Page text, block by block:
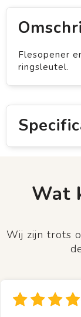
Flesopener
ringsleutel.
Wat
Wij zijn trots